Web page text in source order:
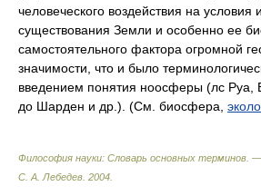
человеческого воздействия на условия
существования Земли и особенно ее
самостоятельного фактора огромной
значимости, что и было
введением понятия ноосферы (лс Руа,
до Шарден и др.). (См. биосфера,
Философия науки: Словарь основных терминов.
С. А. Лебедев 2004